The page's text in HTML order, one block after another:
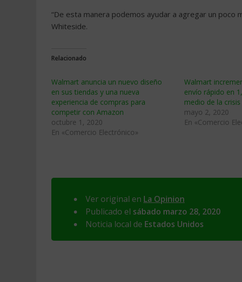
“De esta manera podemos ayudar a agregar un poco
Whiteside.
Relacionado
Walmart anuncia un nuevo diseño
en sus tiendas y una nueva
experiencia de compras para
competir con Amazon
octubre 1, 2020
En «Comercio Electrónico»
Walmart
envío rápido en
medio de la
mayo 2, 2020
En «Comercio
Ver original en La Opinion
Publicado el sábado marzo 28, 2020
Noticia local de Estados Unidos